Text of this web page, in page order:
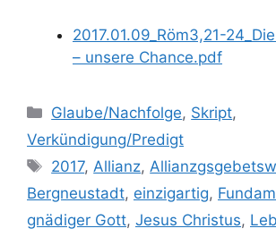
2017.01.09_Röm3,21-
– unsere Chance.pdf
Kategorien
Glaube/Nachfolge, Skript,
Verkündigung/Predigt
Schlagwörter
2017,Allianz,
Bergneustadt, einzigartig,
gnädiger Gott, Jesus Christus,